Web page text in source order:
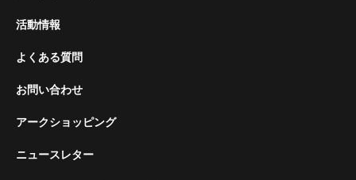
活動情報
よくある質問
お問い合わせ
アークショッピング
ニュースレター